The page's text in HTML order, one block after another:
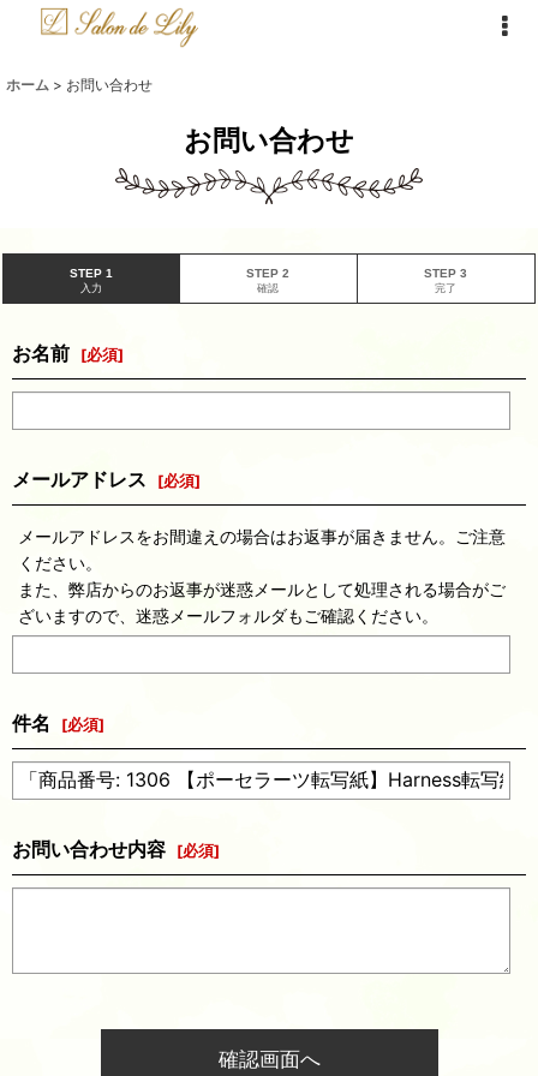
ホーム > お問い合わせ
お問い合わせ
STEP 1
入力
STEP 2
確認
STEP 3
完了
お名前 [必須]
メールアドレス [必須]
メールアドレスをお間違えの場合はお返事が届きません。ご注意
ください。
また、弊店からのお返事が迷惑メールとして処理される場合がご
ざいますので、迷惑メールフォルダもご確認ください。
件名 [必須]
お問い合わせ内容 [必須]
確認画面へ